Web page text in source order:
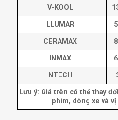
V-KOOL
LLUMAR
CERAMAX
INMAX
NTECH
Lưu ý: Giá trên có thể thay
phim, dòng xe và